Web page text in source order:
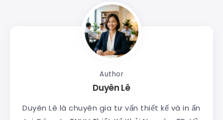
Author
Duyên Lê
Duyên Lê là chuyên gia tư vấn thiết kế và in ấn